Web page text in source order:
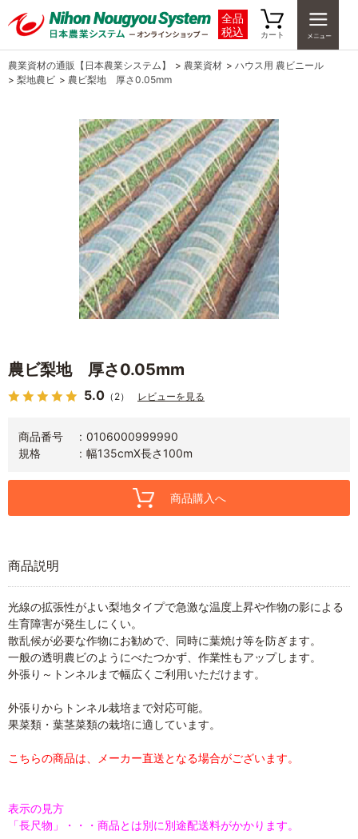
全品
税込
カート
農業資材の通販【日本農業システム】 > 農業資材 > ハウス用 農ビニール
> 梨地農ビ > 農ビ梨地 厚さ0.05mm
農ビ梨地 厚さ0.05mm
5.0 （2） レビューを見る
商品番号
0106000999990
規格
幅135cmX長さ100m
商品購入へ
商品説明
光線の拡張性がよい梨地タイプで急激な温度上昇や作物の影による
生育障害が発生しにくい。
散乱候が必要な作物にお勧めで、同時に葉焼け等を防ぎます。
一般の透明農ビのようにべたつかず、作業性もアップします。
外張り～トンネルまで幅広くご利用いただけます。
外張りからトンネル栽培まで対応可能。
果菜類・葉茎菜類の栽培に適しています。
こちらの商品は、メーカー直送となる場合がございます。
表示の見方
「長尺物」・・・商品とは別に別途配送料がかかります。